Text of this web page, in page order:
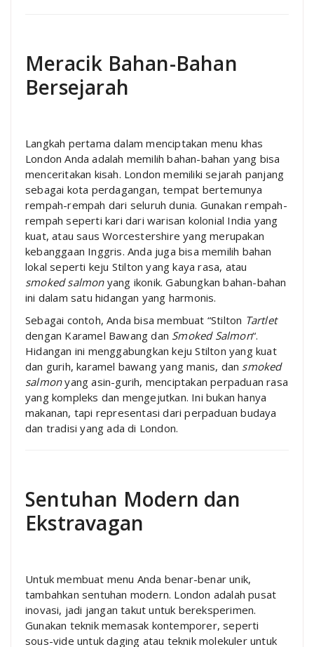
Meracik Bahan-Bahan
Bersejarah
Langkah pertama dalam menciptakan menu khas
London Anda adalah memilih bahan-bahan yang bisa
menceritakan kisah. London memiliki sejarah panjang
sebagai kota perdagangan, tempat bertemunya
rempah-rempah dari seluruh dunia. Gunakan rempah-
rempah seperti kari dari warisan kolonial India yang
kuat, atau saus Worcestershire yang merupakan
kebanggaan Inggris. Anda juga bisa memilih bahan
lokal seperti keju Stilton yang kaya rasa, atau
smoked salmonyang ikonik. Gabungkan bahan-bahan
ini dalam satu hidangan yang harmonis.
Sebagai contoh, Anda bisa membuat “Stilton Tartlet
dengan Karamel Bawang dan Smoked Salmon“.
Hidangan ini menggabungkan keju Stilton yang kuat
dan gurih, karamel bawang yang manis, dan smoked
salmonyang asin-gurih, menciptakan perpaduan rasa
yang kompleks dan mengejutkan. Ini bukan hanya
makanan, tapi representasi dari perpaduan budaya
dan tradisi yang ada di London.
Sentuhan Modern dan
Ekstravagan
Untuk membuat menu Anda benar-benar unik,
tambahkan sentuhan modern. London adalah pusat
inovasi, jadi jangan takut untuk bereksperimen.
Gunakan teknik memasak kontemporer, seperti
sous-vide untuk daging atau teknik molekuler untuk